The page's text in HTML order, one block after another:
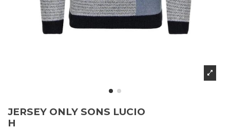
JERSEY ONLY SONS LUCIO
H